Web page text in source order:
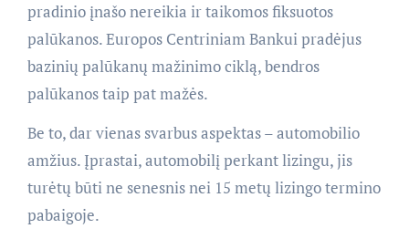
pradinio įnašo nereikia ir taikomos fiksuotos
palūkanos. Europos Centriniam Bankui pradėjus
bazinių palūkanų mažinimo ciklą, bendros
palūkanos taip pat mažės.
Be to, dar vienas svarbus aspektas – automobilio
amžius. Įprastai, automobilį perkant lizingu, jis
turėtų būti ne senesnis nei 15 metų lizingo termino
pabaigoje.